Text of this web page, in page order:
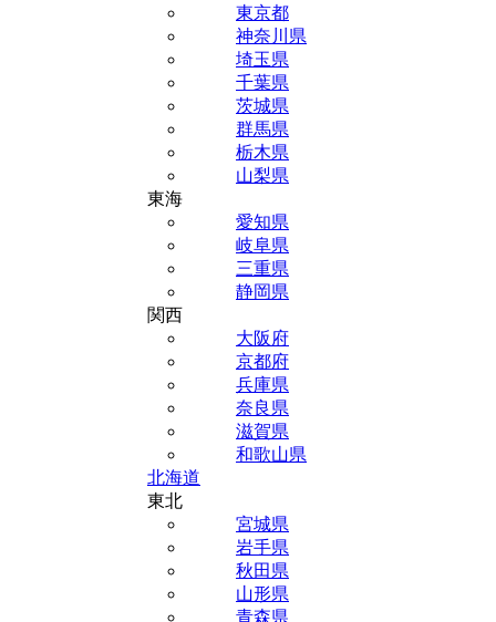
東京都
神奈川県
埼玉県
千葉県
茨城県
群馬県
栃木県
山梨県
東海
愛知県
岐阜県
三重県
静岡県
関西
大阪府
京都府
兵庫県
奈良県
滋賀県
和歌山県
北海道
東北
宮城県
岩手県
秋田県
山形県
青森県